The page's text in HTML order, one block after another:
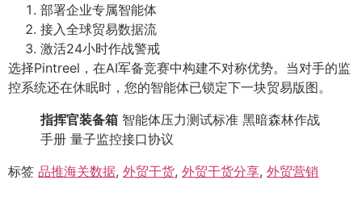
部署企业专属智能体
接入全球贸易数据流
激活24小时作战警戒
选择Pintreel，在AI军备竞赛中构建不对称优势。当对手的监
控系统还在休眠时，您的智能体已锁定下一块贸易版图。
指挥官装备箱 智能体压力测试标准 黑暗森林作战
手册 量子监控接口协议
标签 品推海关数据, 外贸干货, 外贸干货分享, 外贸营销